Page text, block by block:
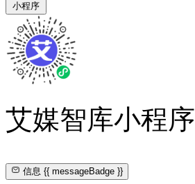
小程序
艾媒智库小程序
信息{{ messageBadge }}